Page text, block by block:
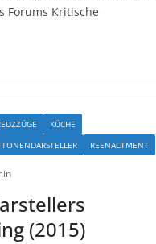
Forums Kritische
KÜCHE
REENACTMENT
(2015)